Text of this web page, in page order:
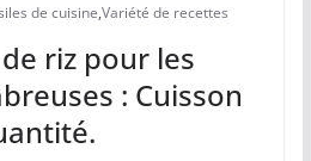
de cuisine,Variété de recettes
riz pour les
: Cuisson